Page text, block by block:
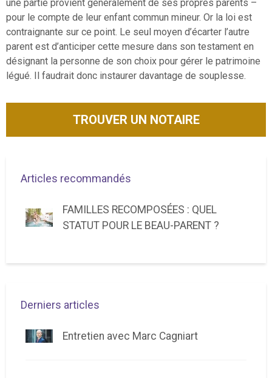
une partie provient généralement de ses propres parents –
pour le compte de leur enfant commun mineur. Or la loi est
contraignante sur ce point. Le seul moyen d’écarter l’autre
parent est d’anticiper cette mesure dans son testament en
désignant la personne de son choix pour gérer le patrimoine
légué. Il faudrait donc instaurer davantage de souplesse.
TROUVER UN NOTAIRE
Articles recommandés
FAMILLES RECOMPOSÉES : QUEL
STATUT POUR LE BEAU-PARENT ?
Derniers articles
Entretien avec Marc Cagniart